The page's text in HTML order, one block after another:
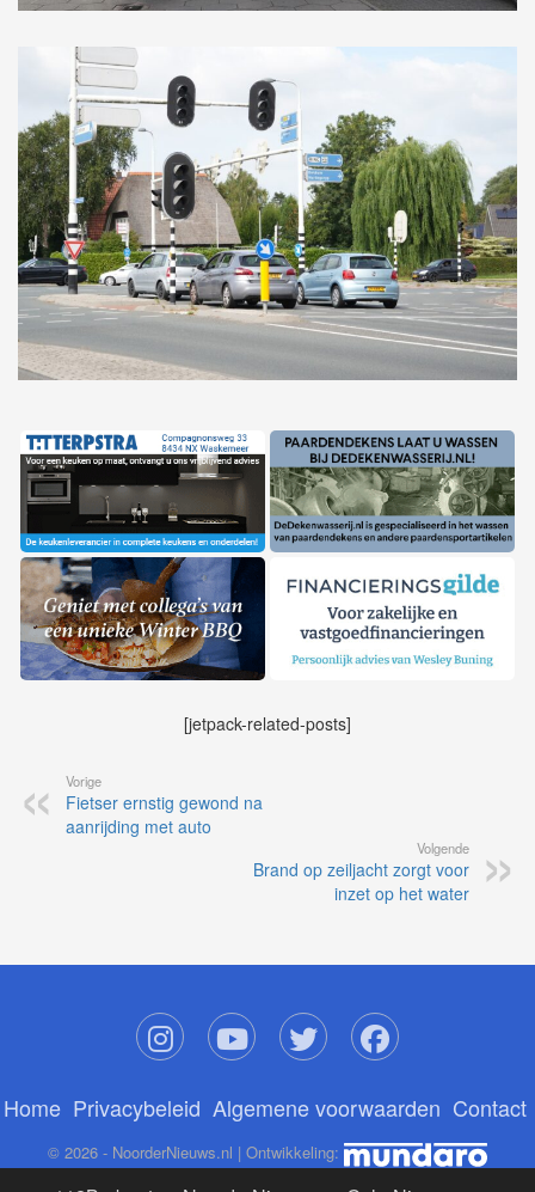
[jetpack-related-posts]
Vorige
Fietser ernstig gewond na
aanrijding met auto
Volgende
Brand op zeiljacht zorgt voor
inzet op het water
Home Privacybeleid Algemene voorwaarden Contact
© 2026 - NoorderNieuws.nl | Ontwikkeling: